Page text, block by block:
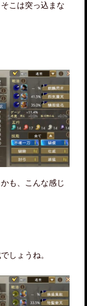
こは突っ込まな
も、こんな感じ
しょうね。